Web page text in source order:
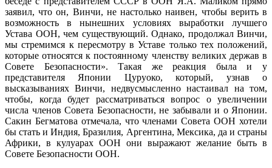
заявил, что он, Винчи, не настолько наивен, чтобы верить в
возможность в нынешних условиях выработки лучшего
Устава ООН, чем существующий. Однако, продолжал Винчи,
мы стремимся к пересмотру в Уставе только тех положений,
которые относятся к постоянному членству великих держав в
Совете Безопасности». Такая же реакция была и у
представителя Японии Цуруоко, который, узнав о
высказываниях Винчи, недвусмысленно настаивал на том,
чтобы, когда будет рассматриваться вопрос о увеличении
числа членов Совета Безопасности, не забывали и о Японии.
Сакин Бегматова отмечала, что членами Совета ООН хотели
бы стать и Индия, Бразилия, Аргентина, Мексика, да и страны
Африки, в кулуарах ООН они выражают желание быть в
Совете Безопасности ООН.